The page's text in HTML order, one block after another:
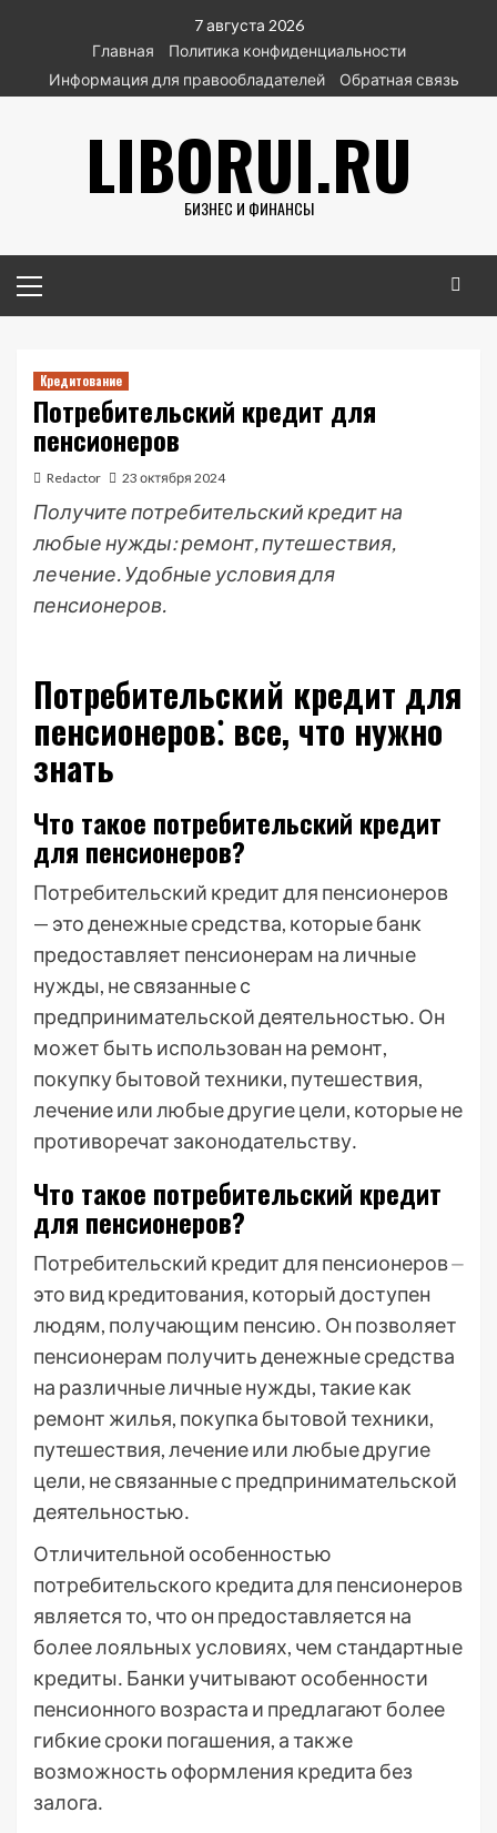
содержимому
7 августа 2026
Главная
Политика конфиденциальности
Информация для правообладателей
Обратная связь
LIBORUI.RU
БИЗНЕС И ФИНАНСЫ
меню
Кредитование
Потребительский кредит для
пенсионеров
Redactor 23 октября 2024
Получите потребительский кредит на
любые нужды: ремонт, путешествия,
лечение. Удобные условия для
пенсионеров.
Потребительский кредит для
пенсионеров⁚ все, что нужно
знать
Что такое потребительский кредит
для пенсионеров?
Потребительский кредит для пенсионеров
— это денежные средства, которые банк
предоставляет пенсионерам на личные
нужды, не связанные с
предпринимательской деятельностью․ Он
может быть использован на ремонт,
покупку бытовой техники, путешествия,
лечение или любые другие цели, которые не
противоречат законодательству․
Что такое потребительский кредит
для пенсионеров?
Потребительский кредит для пенсионеров ⏤
это вид кредитования, который доступен
людям, получающим пенсию․ Он позволяет
пенсионерам получить денежные средства
на различные личные нужды, такие как
ремонт жилья, покупка бытовой техники,
путешествия, лечение или любые другие
цели, не связанные с предпринимательской
деятельностью․
Отличительной особенностью
потребительского кредита для пенсионеров
является то, что он предоставляется на
более лояльных условиях, чем стандартные
кредиты․ Банки учитывают особенности
пенсионного возраста и предлагают более
гибкие сроки погашения, а также
возможность оформления кредита без
залога․